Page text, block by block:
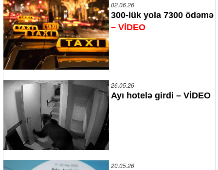
02.06.26
300-lük yola 7300 ödəmə
– VİDEO
26.05.26
Ayı hotelə girdi – VİDEO
20.05.26